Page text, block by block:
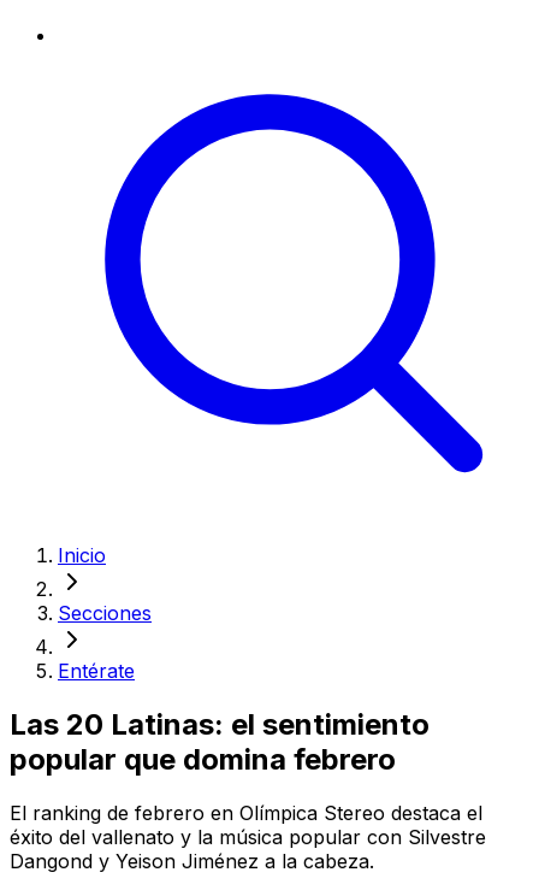
Inicio
Secciones
Entérate
Las 20 Latinas: el sentimiento
popular que domina febrero
El ranking de febrero en Olímpica Stereo destaca el
éxito del vallenato y la música popular con Silvestre
Dangond y Yeison Jiménez a la cabeza.